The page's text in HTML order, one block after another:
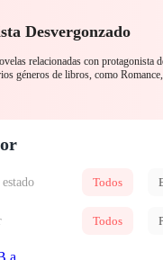
MafiaSistemaFantasía
Desvergonzado
relacionadas con protagonista
géneros de libros, como
Todos
Todos